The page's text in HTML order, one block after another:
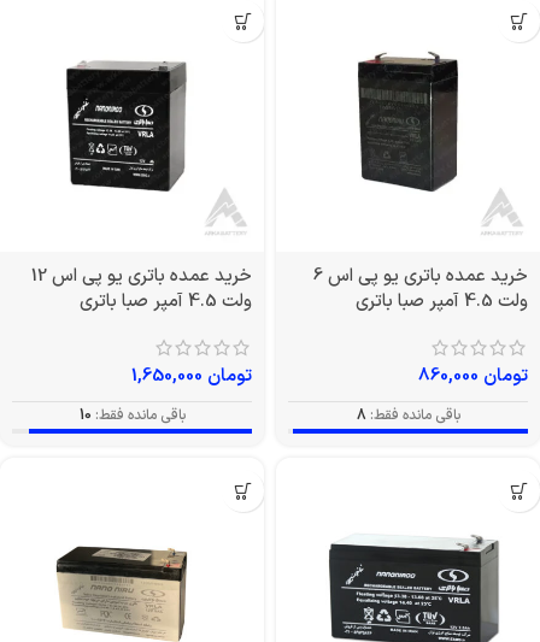
خرید عمده باتری یو پی اس 6
ولت 4.5 آمپر صبا باتری
تومان
باقی مانده فقط: 8
خرید عمده باتری یو پی اس 12
ولت 4.5 آمپر صبا باتری
تومان
باقی مانده فقط: 10